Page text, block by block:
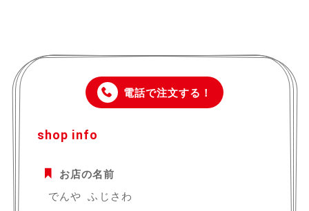
電話で注文する！
shop info
お店の名前
でんや ふじさわ